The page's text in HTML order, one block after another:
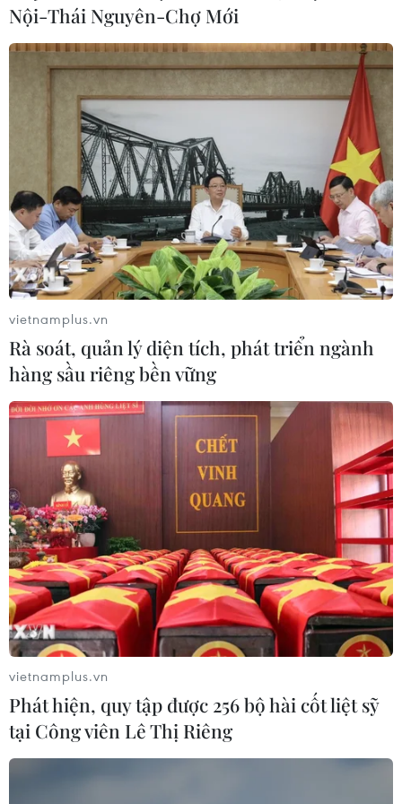
Nội-Thái Nguyên-Chợ Mới
vietnamplus.vn
Rà soát, quản lý diện tích, phát triển ngành
hàng sầu riêng bền vững
vietnamplus.vn
Phát hiện, quy tập được 256 bộ hài cốt liệt sỹ
tại Công viên Lê Thị Riêng